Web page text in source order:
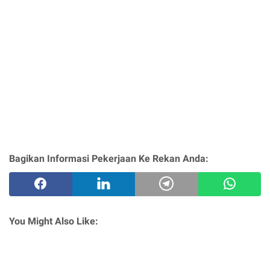
Bagikan Informasi Pekerjaan Ke Rekan Anda:
You Might Also Like: